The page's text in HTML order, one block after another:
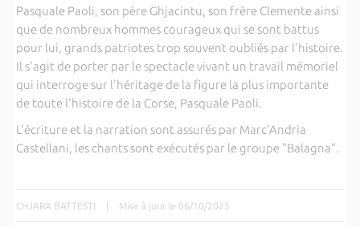
Pasquale Paoli, son père Ghjacintu, son frère Clemente ainsi
que de nombreux hommes courageux qui se sont battus
pour lui, grands patriotes trop souvent oubliés par l'histoire.
Il s'agit de porter par le spectacle vivant un travail mémoriel
qui interroge sur l'héritage de la figure la plus importante
de toute l'histoire de la Corse, Pasquale Paoli.
L'écriture et la narration sont assurés par Marc'Andria
Castellani, les chants sont exécutés par le groupe "Balagna".
CHJARA BATTESTI | Mise à jour le 06/10/2025